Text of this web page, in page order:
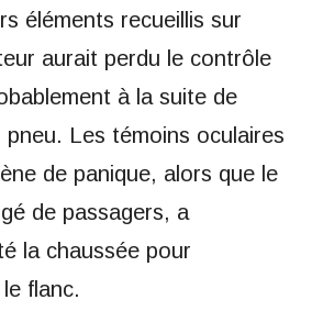
éléments recueillis sur
aurait perdu le contrôle
à la suite de
pneu. Les témoins oculaires
de panique, alors que le
de passagers, a
la chaussée pour
le flanc.